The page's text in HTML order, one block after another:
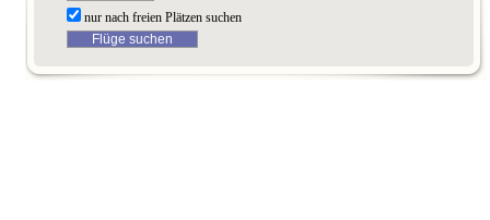
nur nach freien Plätzen suchen